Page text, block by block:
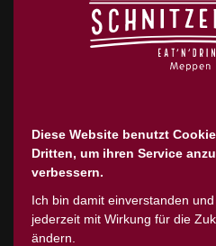
teilzunehmen.
FOTOGRAFIE
Melanie Silies
Diese Website benutzt
Dritten, um ihren Service
verbessern.
Ich bin damit einverstanden
jederzeit mit Wirkung für die
ändern.